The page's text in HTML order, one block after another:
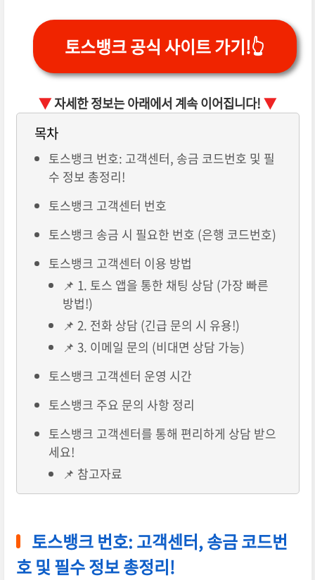
토스뱅크 공식 사이트 가기!👆
▼자세한 정보는 아래에서 계속 이어집니다! ▼
목차
토스뱅크 번호: 고객센터, 송금 코드번호 및 필
수 정보 총정리!
토스뱅크 고객센터 번호
토스뱅크 송금 시 필요한 번호 (은행 코드번호)
토스뱅크 고객센터 이용 방법
📌 1. 토스 앱을 통한 채팅 상담 (가장 빠른
방법!)
📌 2. 전화 상담 (긴급 문의 시 유용!)
📌 3. 이메일 문의 (비대면 상담 가능)
토스뱅크 고객센터 운영 시간
토스뱅크 주요 문의 사항 정리
토스뱅크 고객센터를 통해 편리하게 상담 받으
세요!
📌 참고자료
토스뱅크 번호: 고객센터, 송금 코드번
호 및 필수 정보 총정리!